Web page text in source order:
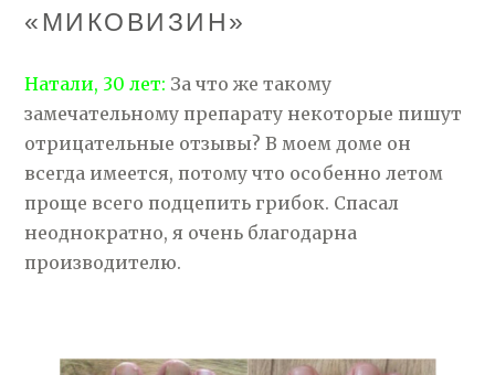
«МИКОВИЗИН»
Натали, 30 лет: За что же такому
замечательному препарату некоторые пишут
отрицательные отзывы? В моем доме он
всегда имеется, потому что особенно летом
проще всего подцепить грибок. Спасал
неоднократно, я очень благодарна
производителю.